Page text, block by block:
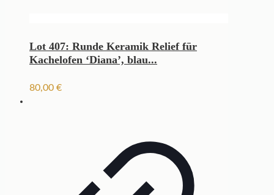
Lot 407: Runde Keramik Relief für
Kachelofen ‘Diana’, blau...
80,00 €